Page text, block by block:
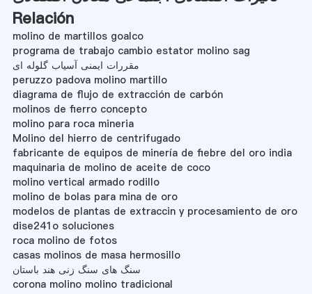
Relación
molino de martillos goalco
programa de trabajo cambio estator molino sag
مقررات ایمنی آسیاب گلوله ای
peruzzo padova molino martillo
diagrama de flujo de extracción de carbón
molinos de fierro concepto
molino para roca mineria
Molino del hierro de centrifugado
fabricante de equipos de minería de fiebre del oro india
maquinaria de molino de aceite de coco
molino vertical armado rodillo
molino de bolas para mina de oro
modelos de plantas de extraccin y procesamiento de oro
dise241o soluciones
roca molino de fotos
casas molinos de masa hermosillo
سنگ های سنگ زنی هند باستان
corona molino molino tradicional